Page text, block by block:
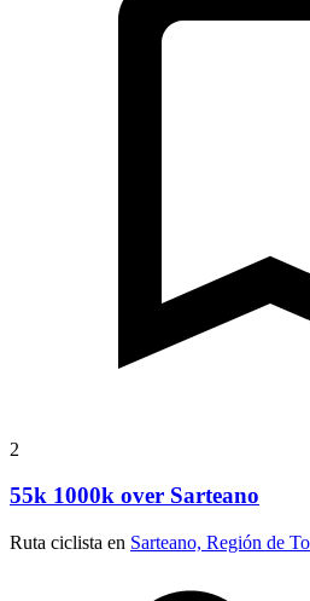
2
55k 1000k over Sarteano
Ruta ciclista en Sarteano, Región de